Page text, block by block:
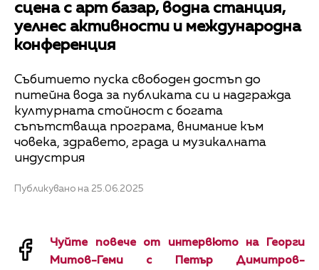
сцена с арт базар, водна станция,
уелнес активности и международна
конференция
Събитието пуска свободен достъп до
питейна вода за публиката си и надгражда
културната стойност с богата
съпътстваща програма, внимание към
човека, здравето, града и музикалната
индустрия
Публикувано на 25.06.2025
Чуйте повече от интервюто на Георги
Митов-Геми с Петър Димитров-